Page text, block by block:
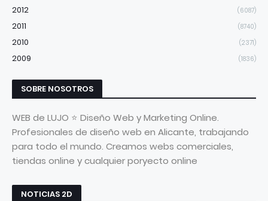
2012 (6087)
2011 (8740)
2010 (2371)
2009 (1836)
SOBRE NOSOTROS
WEB de LUJO ⭐ Diseño Web y Marketing Online.
Profesionales de diseño web en Alicante, trabajando
para todo el mundo. Creamos webs comerciales,
tiendas online y cualquier poryecto online
NOTICIAS 2D